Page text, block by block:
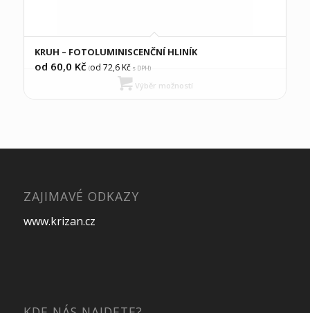
KRUH – FOTOLUMINISCENČNÍ HLINÍK
od 60,0 Kč (od 72,6Kčs DPH)
Výběr možností
ZAJIMAVÉ ODKAZY
www.krizan.cz